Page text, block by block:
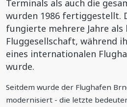
Terminals als auch die
wurden 1986 fertiggestellt.
fungierte mehrere Jahre als
Fluggesellschaft, während
eines internationalen
wurde.
Seitdem wurde der Flughafen
modernisiert - die letzte